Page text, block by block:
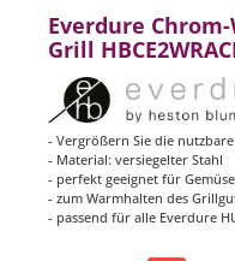
Everdure
Grill
- Vergrößern Sie die
- Material: versiegelter Stahl
- perfekt geeignet für
- zum Warmhalten des
- passend für alle Everdure